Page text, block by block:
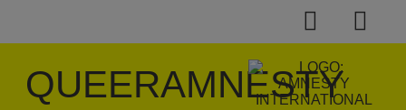
QUEERAMNESTY